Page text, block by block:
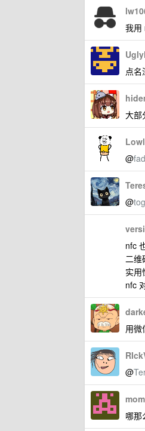
我用
点名
大部
@
@tog
nfc
二维
实用
nfc
用微
@
哪那